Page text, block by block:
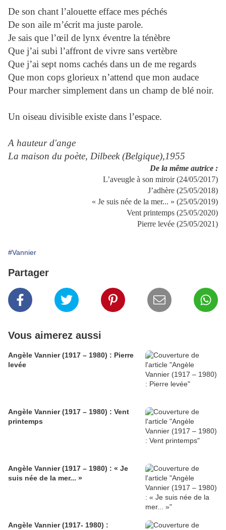
De son chant l’alouette efface mes péchés
De son aile m’écrit ma juste parole.
Je sais que l’œil de lynx éventre la ténèbre
Que j’ai subi l’affront de vivre sans vertèbre
Que j’ai sept noms cachés dans un de me regards
Que mon cops glorieux n’attend que mon audace
Pour marcher simplement dans un champ de blé noir.
Un oiseau divisible existe dans l’espace.
A hauteur d'ange
La maison du poète, Dilbeek (Belgique),1955
De la même autrice :
L’aveugle à son miroir (24/05/2017)
J’adhère (25/05/2018)
« Je suis née de la mer... » (25/05/2019)
Vent printemps (25/05/2020)
Pierre levée (25/05/2021)
#Vannier
Partager
Vous aimerez aussi
Angèle Vannier (1917 – 1980) : Pierre
levée
Angèle Vannier (1917 – 1980) : Vent
printemps
Angèle Vannier (1917 – 1980) : « Je
suis née de la mer... »
Angèle Vannier (1917- 1980) :